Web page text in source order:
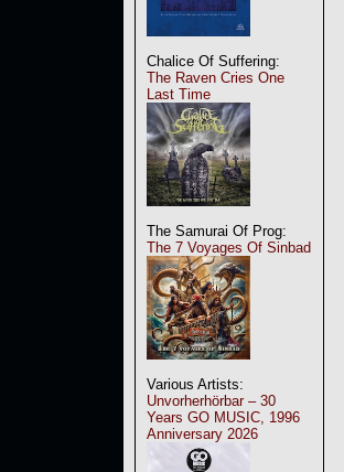
Chalice Of Suffering:
The Raven Cries One
Last Time
The Samurai Of Prog:
The 7 Voyages Of Sinbad
Various Artists:
Unvorherhörbar – 30
Years GO MUSIC, 1996
Anniversary 2026